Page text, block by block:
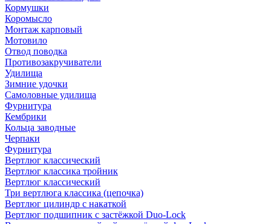
Кормушки
Коромысло
Монтаж карповый
Мотовило
Отвод поводка
Противозакручиватели
Удилища
Зимние удочки
Самоловные удилища
Фурнитура
Кембрики
Кольца заводные
Черпаки
Фурнитура
Вертлюг классический
Вертлюг классика тройник
Вертлюг классический
Три вертлюга классика (цепочка)
Вертлюг цилиндр с накаткой
Вертлюг подшипник с застёжкой Duo-Lock